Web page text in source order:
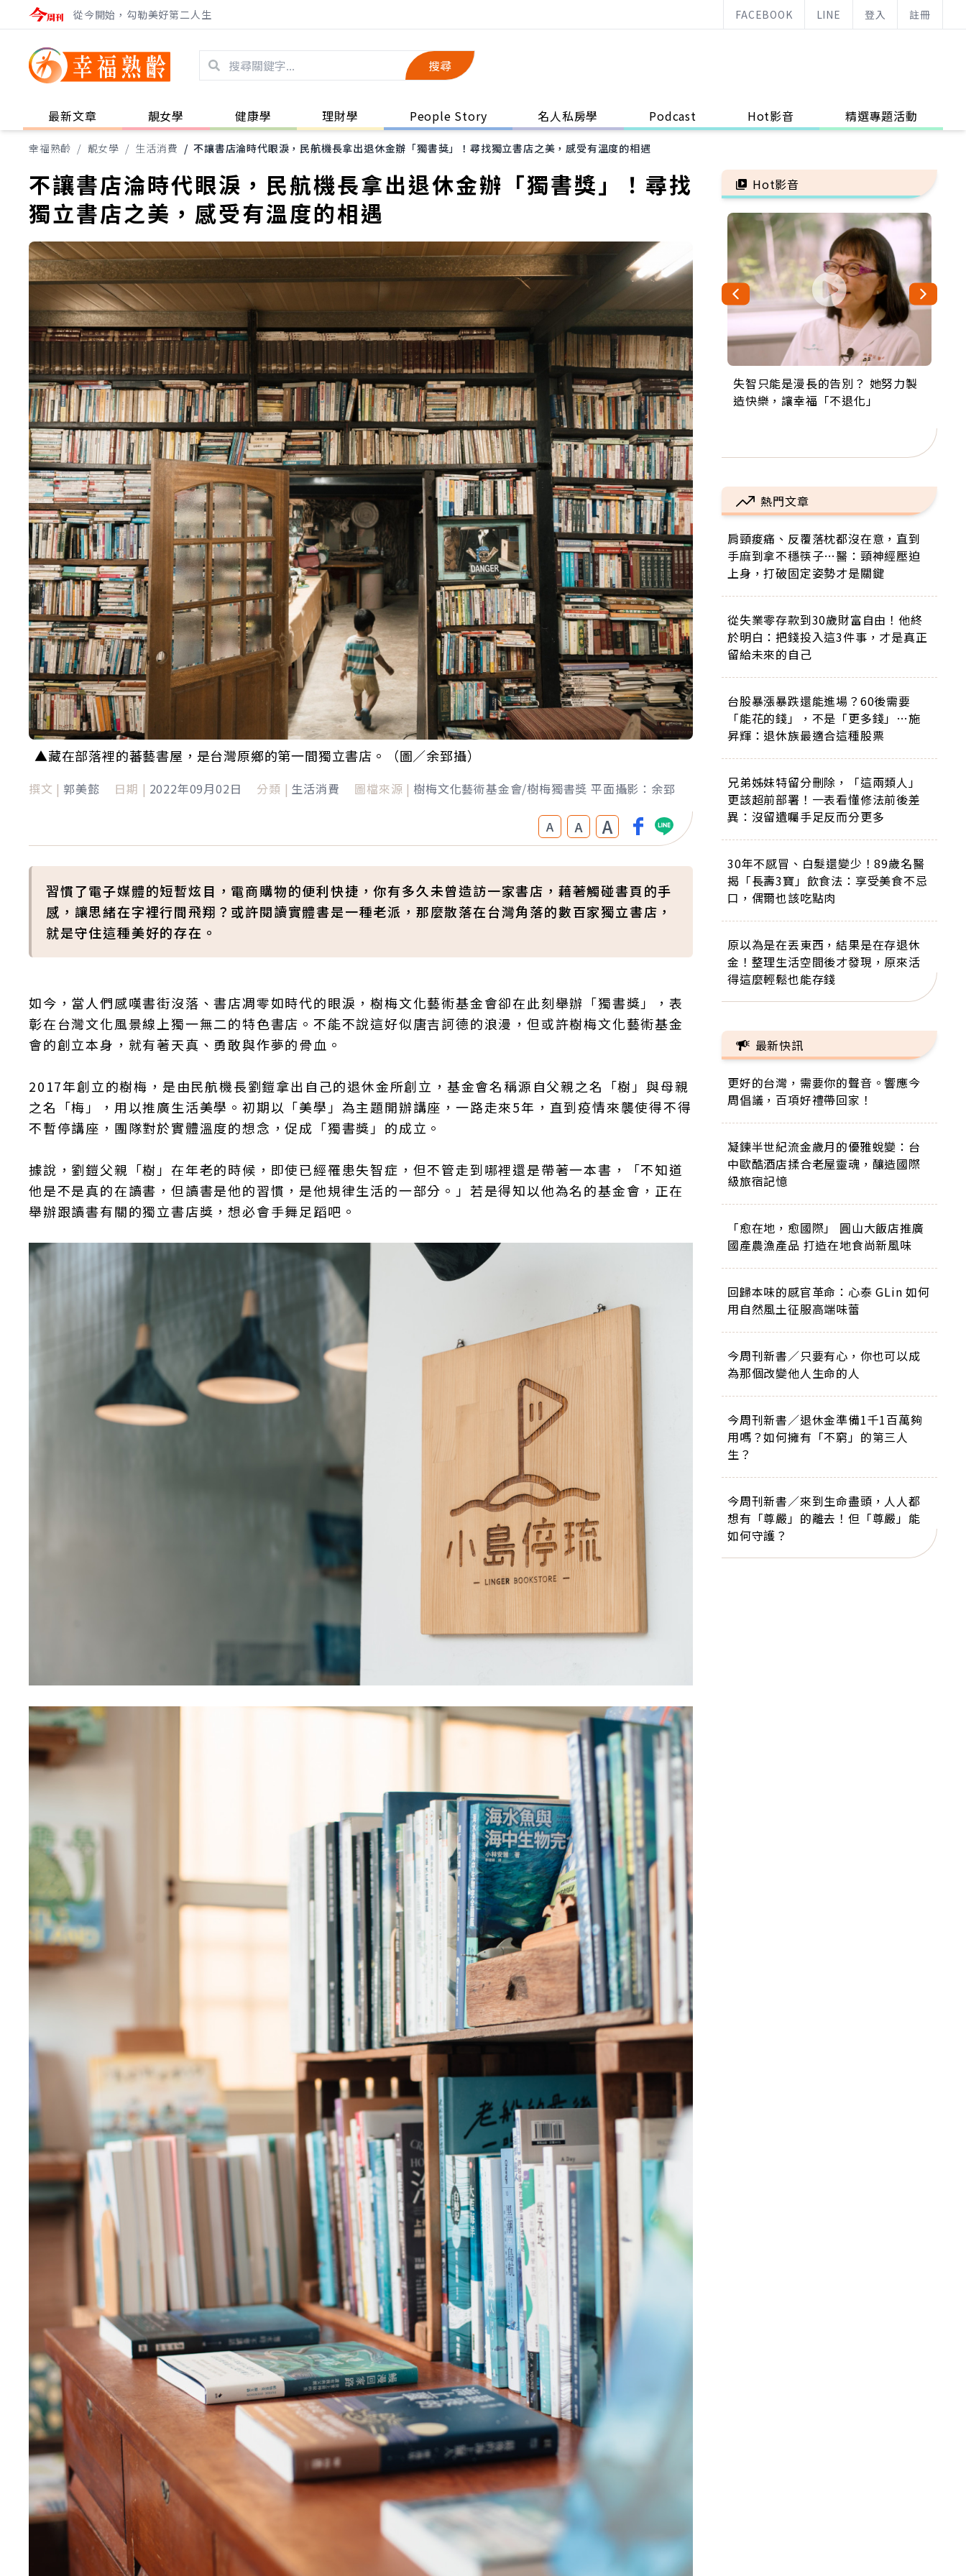
從今開始，勾勒美好第二人生 FACEBOOK LINE 登入 註冊
搜尋
最新文章 靚女學 健康學 理財學 People Story 名人私房學 Podcast Hot影音 精選專題活動
幸福熟齡 / 靚女學 / 生活消費 / 不讓書店淪時代眼淚，民航機長拿出退休金辦「獨書獎」！尋找獨立書店之美，感受有溫度的相遇
不讓書店淪時代眼淚，民航機長拿出退休金辦「獨書獎」！尋找
獨立書店之美，感受有溫度的相遇
▲藏在部落裡的蕃藝書屋，是台灣原鄉的第一間獨立書店。（圖／余郅攝）
撰文 | 郭美懿 日期 | 2022年09月02日 分類 | 生活消費 圖檔來源 | 樹梅文化藝術基金會/樹梅獨書獎 平面攝影：余郅
A A A
習慣了電子媒體的短暫炫目，電商購物的便利快捷，你有多久未曾造訪一家書店，藉著觸碰書頁的手
感，讓思緒在字裡行間飛翔？或許閱讀實體書是一種老派，那麼散落在台灣角落的數百家獨立書店，
就是守住這種美好的存在。
如今，當人們感嘆書街沒落、書店凋零如時代的眼淚，樹梅文化藝術基金會卻在此刻舉辦「獨書獎」，表
彰在台灣文化風景線上獨一無二的特色書店。不能不說這好似唐吉訶德的浪漫，但或許樹梅文化藝術基金
會的創立本身，就有著天真、勇敢與作夢的骨血。
2017年創立的樹梅，是由民航機長劉鎧拿出自己的退休金所創立，基金會名稱源自父親之名「樹」與母親
之名「梅」，用以推廣生活美學。初期以「美學」為主題開辦講座，一路走來5年，直到疫情來襲使得不得
不暫停講座，團隊對於實體溫度的想念，促成「獨書獎」的成立。
據說，劉鎧父親「樹」在年老的時候，即使已經罹患失智症，但不管走到哪裡還是帶著一本書，「不知道
他是不是真的在讀書，但讀書是他的習慣，是他規律生活的一部分。」若是得知以他為名的基金會，正在
舉辦跟讀書有關的獨立書店獎，想必會手舞足蹈吧。
Hot影音
失智只能是漫長的告別？ 她努力製
造快樂，讓幸福「不退化」
來自剛果的巧克力神父 為台灣奉獻
36年 「台灣是我的家，我連作夢都
63歲卸矽谷副總、搬回台灣找快
樂！「蛋黃哥小丑」走進安養院，
104歲打破金氏世界紀錄 成為全球
最年長羽球選手，分享長壽的秘密
事業巔峰他選擇追夢…黑手阿伯拉
小提琴還登上小巨蛋！連CNN都大
熱門文章
肩頸痠痛、反覆落枕都沒在意，直到
手麻到拿不穩筷子…醫：頸神經壓迫
上身，打破固定姿勢才是關鍵
從失業零存款到30歲財富自由！他終
於明白：把錢投入這3件事，才是真正
留給未來的自己
台股暴漲暴跌還能進場？60後需要
「能花的錢」，不是「更多錢」…施
昇輝：退休族最適合這種股票
兄弟姊妹特留分刪除，「這兩類人」
更該超前部署！一表看懂修法前後差
異：沒留遺囑手足反而分更多
30年不感冒、白髮還變少！89歲名醫
揭「長壽3寶」飲食法：享受美食不忌
口，偶爾也該吃點肉
原以為是在丟東西，結果是在存退休
金！整理生活空間後才發現，原來活
得這麼輕鬆也能存錢
最新快訊
更好的台灣，需要你的聲音。響應今
周倡議，百項好禮帶回家！
凝鍊半世紀流金歲月的優雅蛻變：台
中歐酷酒店揉合老屋靈魂，釀造國際
級旅宿記憶
「愈在地，愈國際」 圓山大飯店推廣
國產農漁產品 打造在地食尚新風味
回歸本味的感官革命：心泰 GLin 如何
用自然風土征服高端味蕾
今周刊新書／只要有心，你也可以成
為那個改變他人生命的人
今周刊新書／退休金準備1千1百萬夠
用嗎？如何擁有「不窮」的第三人
生？
今周刊新書／來到生命盡頭，人人都
想有「尊嚴」的離去！但「尊嚴」能
如何守護？